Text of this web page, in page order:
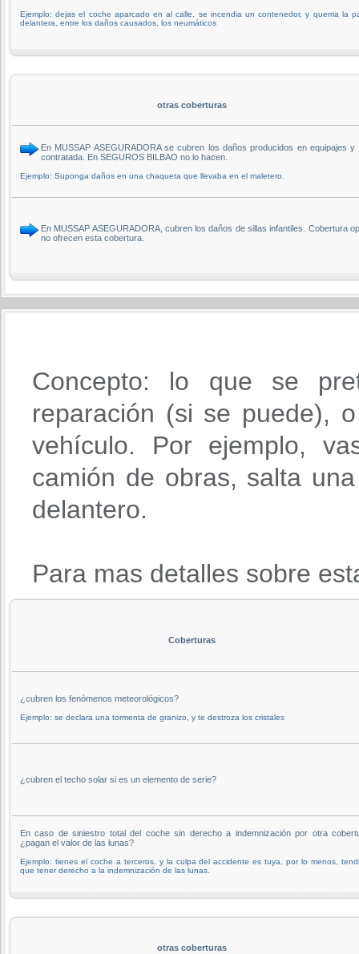
Ejemplo: dejas el coche aparcado en al calle, se incendia un contenedor, y quema la
delantera, entre los daños causados, los neumáticos
otras coberturas
En MUSSAP ASEGURADORA se cubren los daños producidos en equipajes
contratada. En SEGUROS BILBAO no lo hacen.
Ejemplo: Suponga daños en una chaqueta que llevaba en el maletero.
En MUSSAP ASEGURADORA, cubren los daños de sillas infantiles. Cobertura
no ofrecen esta cobertura.
Concepto: lo que se
reparación (si se puede),
vehículo. Por ejemplo,
camión de obras, salta
delantero.
Para mas detalles sobre
Coberturas
¿cubren los fenómenos meteorológicos?
Ejemplo: se declara una tormenta de granizo, y te destroza los cristales
¿cubren el techo solar si es un elemento de serie?
En caso de siniestro total del coche sin derecho a indemnización por otra
¿pagan el valor de las lunas?
Ejemplo: tienes el coche a terceros, y la culpa del accidente es tuya, por lo menos,
que tener derecho a la indemnización de las lunas.
otras coberturas